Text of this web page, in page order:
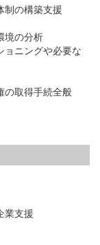
制の構築支援
境の分析
ョニングや必要な
の取得手続全般
業支援